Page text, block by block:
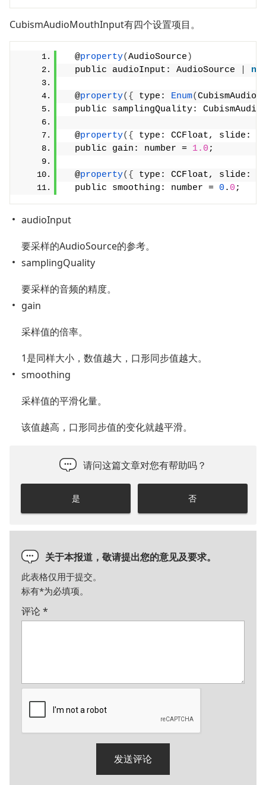
CubismAudioMouthInput有四个设置项目。
  @
property(AudioSource )
  public audioInput: AudioSource
  @
property({ type: Enum(
public samplingQuality:
  @
property({ type: CCFloat, slide:
  public gain: number =
1.0 ;
  @
property({ type: CCFloat, slide:
  public smoothing: number =
0 . 0 ;
audioInput
要采样的AudioSource的参考。
samplingQuality
要采样的音频的精度。
gain
采样值的倍率。
1是同样大小，数值越大，口形同步值越大。
smoothing
采样值的平滑化量。
该值越高，口形同步值的变化就越平滑。
请问这篇文章对您有帮助吗？
是 否
关于本报道，敬请提出您的意见及要求。
此表格仅用于提交。
标有*为必填项。
评论*